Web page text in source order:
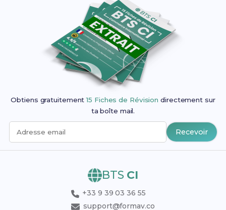
Obtiens gratuitement15 Fiches de Révision directement sur
ta boîte mail.
Adresse email Recevoir
BTS CI
+33 9 39 03 36 55
support@formav.co